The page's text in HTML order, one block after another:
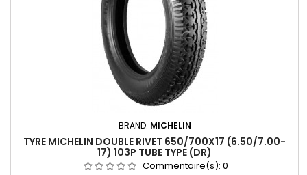
BRAND: MICHELIN
TYRE MICHELIN DOUBLE RIVET 650/700X17 (6.50/7.00-
17) 103P TUBE TYPE (DR)
Commentaire(s): 0